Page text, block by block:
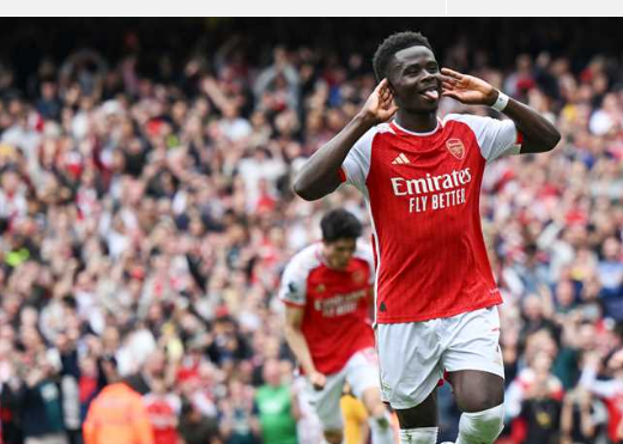
الدوري السعودي للمحترفين
دوري أبطال أوروبا
دوري أبطال إفريقيا
البطولات
دوري أبطال أوروبا
القسم الثاني
رياضات أخرى
آسيا
أمريكا
ركن الألعاب